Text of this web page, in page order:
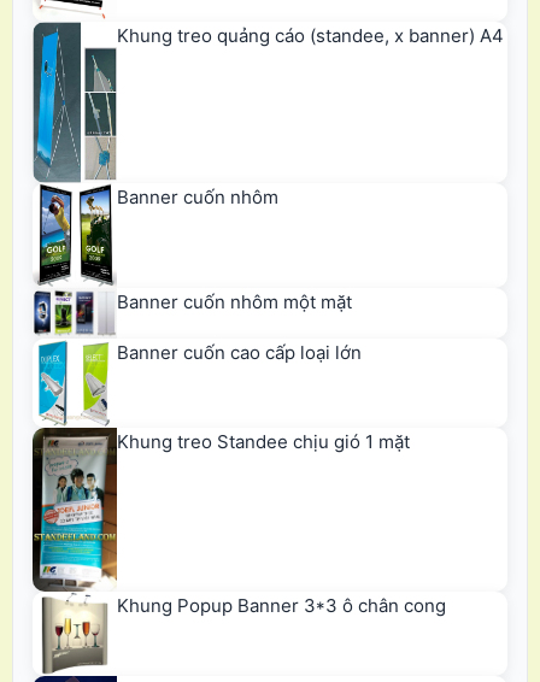
Khung treo quảng cáo (standee, x banner) A4
Banner cuốn nhôm
Banner cuốn nhôm một mặt
Banner cuốn cao cấp loại lớn
Khung treo Standee chịu gió 1 mặt
Khung Popup Banner 3*3 ô chân cong